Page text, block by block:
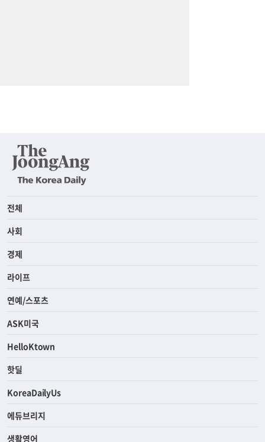
전체
사회
경제
라이프
연예/스포츠
ASK미국
HelloKtown
핫딜
KoreaDailyUs
에듀브리지
생활영어